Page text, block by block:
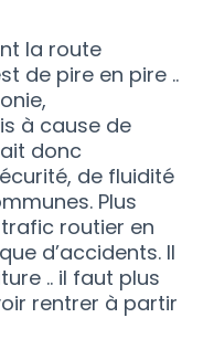
la route
de pire en pire ..
à cause de
donc
de fluidité
Plus
routier en
d’accidents. ll
.. il faut plus
rentrer à partir